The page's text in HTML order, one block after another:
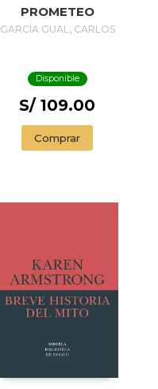
PROMETEO
GARCÍA GUAL, CARLOS
Disponible
S/ 109.00
Comprar